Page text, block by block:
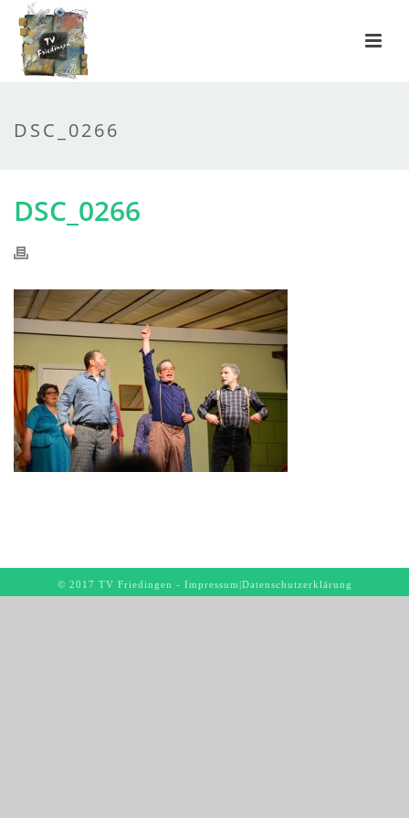
DSC_0266
DSC_0266
© 2017 TV Friedingen - Impressum|Datenschutzerklärung